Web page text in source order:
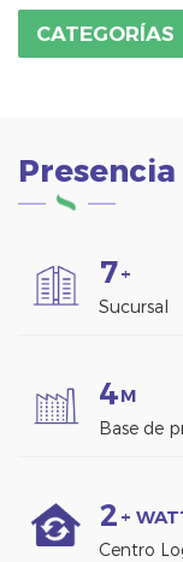
CATEGORÍAS
7+
Sucursal
4M
Base de
2 +
Centro